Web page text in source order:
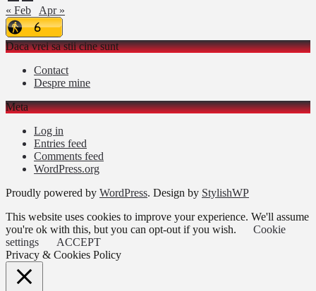
« Feb
Apr »
Daca vrei sa stii cine sunt
Contact
Despre mine
Meta
Log in
Entries feed
Comments feed
WordPress.org
Proudly powered by WordPress. Design by StylishWP
This website uses cookies to improve your experience. We'll assume
you're ok with this, but you can opt-out if you wish.
Cookie
settings
ACCEPT
Privacy & Cookies Policy